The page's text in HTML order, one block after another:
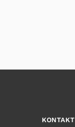
KONTAKT